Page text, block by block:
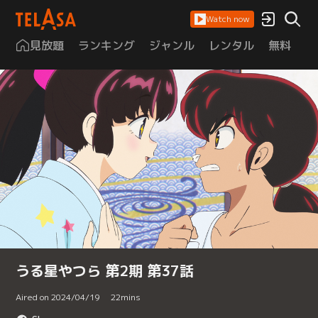
Watch now
見放題 ランキング ジャンル レンタル 無料
うる星やつら 第2期 第37話
Aired on 2024/04/19 22mins